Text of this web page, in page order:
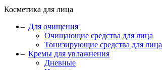
Косметика для лица
Для очищения
Очищающие средства для лица
Тонизирующие средства для лица
Кремы для увлажнения
Дневные